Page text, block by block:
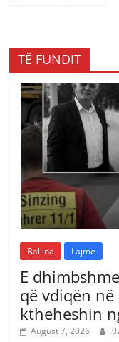
TË FUNDIT
Ballina Lajme
E
që vdiqën
ktheheshin
August 7, 2026